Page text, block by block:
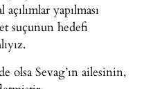
yapılması
suçunun hedefi
olsa Sevag’ın ailesinin,